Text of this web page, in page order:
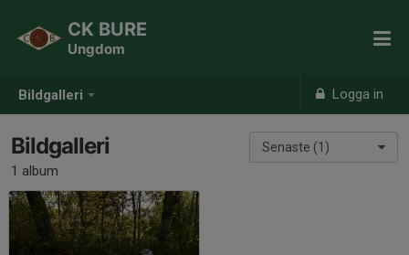
Bildgalleri Logga in
CK BURE
Ungdom
Senaste (1)
Bildgalleri
1 album